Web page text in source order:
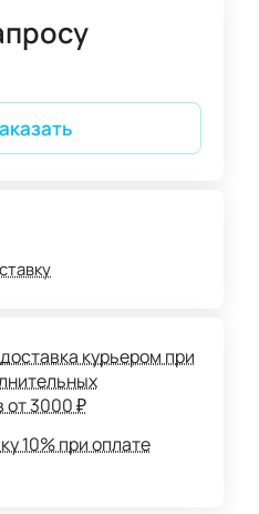
курьером при
от 3000 ₽
10% при оплате